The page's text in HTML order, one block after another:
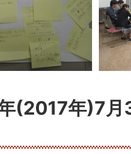
(2017年)7月